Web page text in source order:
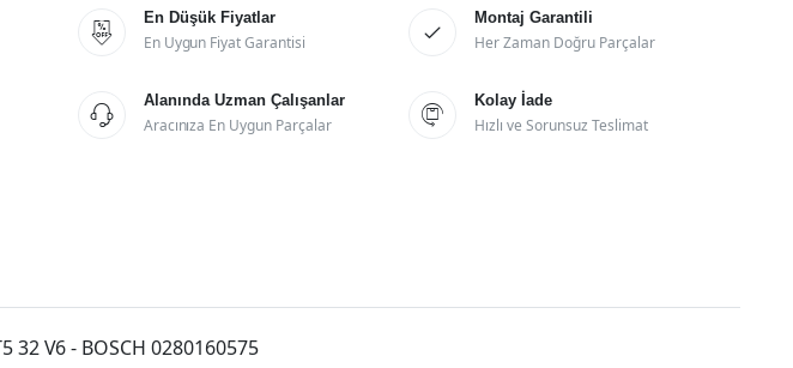

En Düşük Fiyatlar
En Uygun Fiyat Garantisi 
Montaj Garantili
Her Zaman Doğru Parçalar

Alanında Uzman Çalışanlar
Aracınıza En Uygun Parçalar 
Kolay İade
Hızlı ve Sorunsuz Teslimat
32 V6 - BOSCH 0280160575